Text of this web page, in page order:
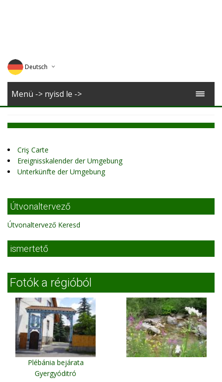
Deutsch
English
Menü -> nyisd le ->
Criş Carte
Ereignisskalender der Umgebung
Unterkünfte der Umgebung
Útvonaltervező
Útvonaltervező Keresd
ismertető
Fotók a régióból
Plébánia bejárata
Gyergyóditró